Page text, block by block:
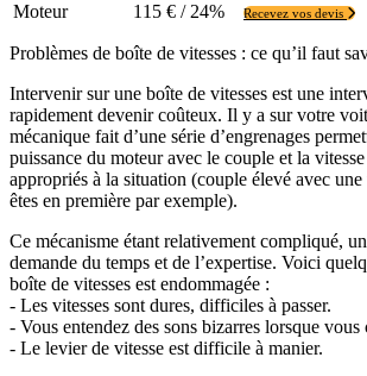
Moteur 115 € / 24% Recevez vos devis
Problèmes de boîte de vitesses : ce qu’il faut
Intervenir sur une boîte de vitesses est une
rapidement devenir coûteux. Il y a sur votre
mécanique fait d’une série d’engrenages
puissance du moteur avec le couple et la
appropriés à la situation (couple élevé avec
êtes en première par exemple).
Ce mécanisme étant relativement compliqué,
demande du temps et de l’expertise. Voici
boîte de vitesses est endommagée :
- Les vitesses sont dures, difficiles à passer.
- Vous entendez des sons bizarres lorsque vous
- Le levier de vitesse est difficile à manier.